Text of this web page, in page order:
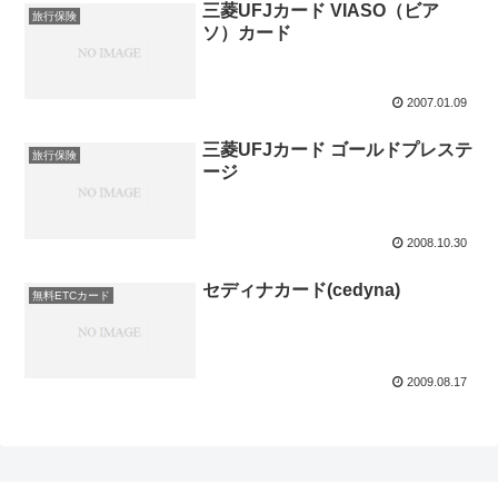
旅行保険
三菱UFJカード VIASO（ビア
ソ）カード
2007.01.09
旅行保険
三菱UFJカード ゴールドプレステ
ージ
2008.10.30
無料ETCカード セディナカード(cedyna)
2009.08.17